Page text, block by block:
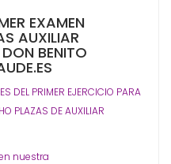
EXAMEN
AUXILIAR
BENITO
DEL PRIMER EJERCICIO PARA
PLAZAS DE AUXILIAR
nuestra